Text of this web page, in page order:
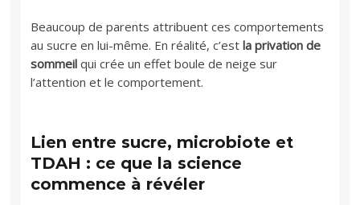
Beaucoup de parents attribuent ces comportements
au sucre en lui-même. En réalité, c’estla privation de
sommeil qui crée un effet boule de neige sur
l’attention et le comportement.
Lien entre sucre, microbiote et
TDAH : ce que la science
commence à révéler